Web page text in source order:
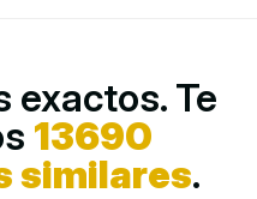
exactos. Te
13690
similares.